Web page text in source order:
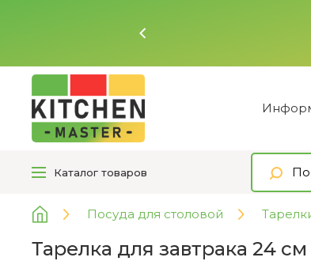
Каталог товаров
Посуда для столовой
Тарелка для завтрака 24